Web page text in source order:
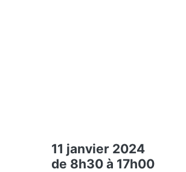
11 janvier 2024
de 8h30 à 17h00